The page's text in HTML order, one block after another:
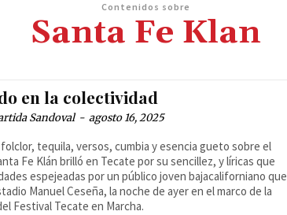
Contenidos sobre
Santa Fe Klan
en la colectividad
Sandoval - agosto 16, 2025
tequila, versos, cumbia y esencia gueto sobre el
Fe Klán brilló en Tecate por su sencillez, y líricas que
espejeadas por un público joven bajacaliforniano que
Manuel Ceseña, la noche de ayer en el marco de la
Festival Tecate en Marcha.